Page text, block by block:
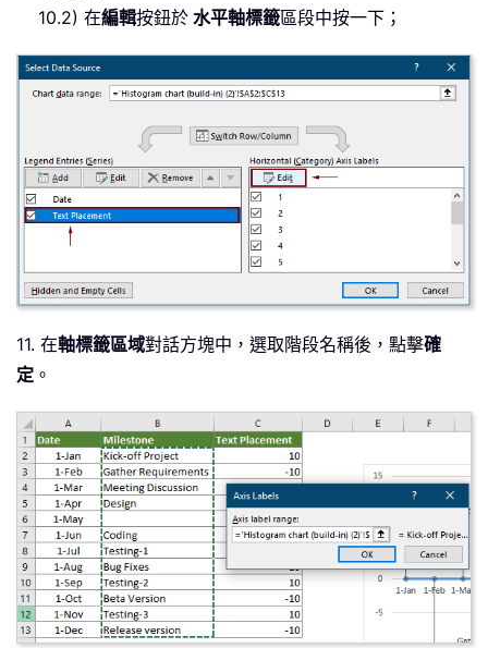
10.2) 在編輯按鈕於 水平軸標籤區段中按一下；
11. 在軸標籤區域對話方塊中，選取階段名稱後，點擊確
定 。